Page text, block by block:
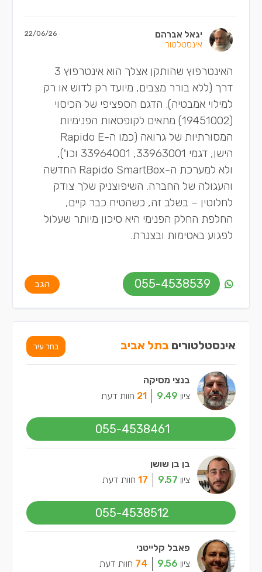
יגאל אברהם
אינסטלטור
22/06/26
האינטרפוץ שהותקן אצלך הוא אינטרפוץ 3
דרך (ללא בורר מצבים, מיועד רק לדוש או רק
למילוי אמבטיה). הדגם הספציפי של הכיסוי
(19451002) מתאים לקופסאות הפנימיות
המסורתיות של גרואה (כמו ה-Rapido E
הישן, דגמי 33963001, 33964001 וכו'),
ולא למערכת ה-Rapido SmartBox החדשה
והעגולה של החברה. ​השיפוצניק שלך צודק
לחלוטין – בשלב זה, כשהטיח כבר קיים,
החלפת החלק הפנימי היא סיכון מיותר שעלול
לפגוע באטימות ובצנרת.
055-4538539 הגב
אינסטלטורים בתל אביב בחר עיר
בנצי מסיקה
ציון 9.49
21 חוות דעת
055-4538461
בן בן שושן
ציון 9.57
17 חוות דעת
055-4538512
פאבל קלייטני
ציון 9.56
74 חוות דעת